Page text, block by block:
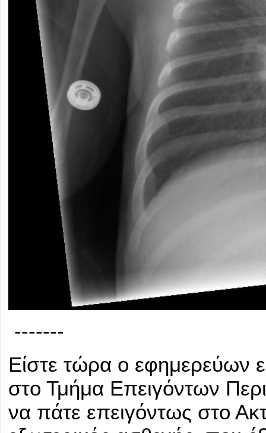
-------
Είστε τώρα ο εφημερεύων
στο Τμήμα Επειγόντων
να πάτε επειγόντως στο